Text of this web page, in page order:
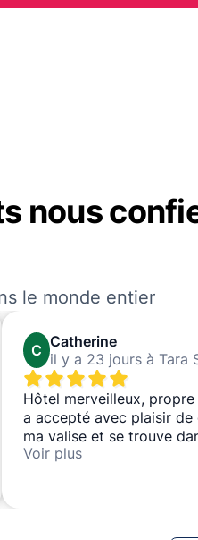
nous
le monde entier
C Catherine
Hôtel merveilleux, propre
a accepté avec plaisir de
ma valise et se trouve
emplacement idéal.
Voir plus